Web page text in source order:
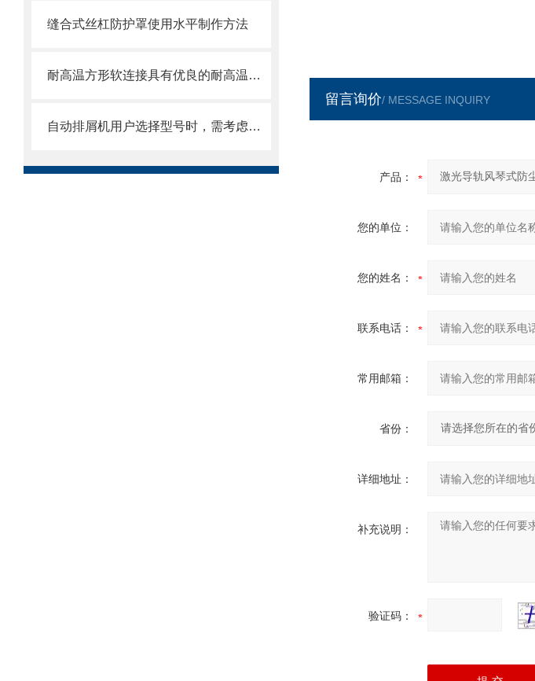
缝合式丝杠防护罩使用水平制作方法
耐高温方形软连接具有优良的耐高温、耐腐蚀和密封性能
自动排屑机用户选择型号时，需考虑哪些事项？
留言询价/ MESSAGE INQUIRY
产品：
您的单位：
您的姓名：
联系电话：
常用邮箱：
省份：
详细地址：
补充说明：
验证码：